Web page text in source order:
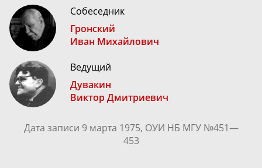
Собеседник
Гронский
Иван Михайлович
Ведущий
Дувакин
Виктор Дмитриевич
Дата записи 9 марта 1975, ОУИ НБ МГУ №451—
453